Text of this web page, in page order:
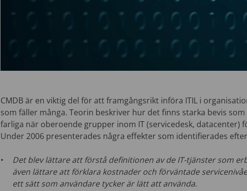
CMDB är en viktig del för att framgångsrikt införa ITIL i
som fäller många. Teorin beskriver hur det finns starka bevis
farliga när oberoende grupper inom IT (servicedesk, datacenter)
Under 2006 presenterades några effekter som identifierades
Det blev lättare att förstå definitionen av de IT-tjänster som
även lättare att förklara kostnader och förväntade
ett sätt som användare tycker är lätt att använda.